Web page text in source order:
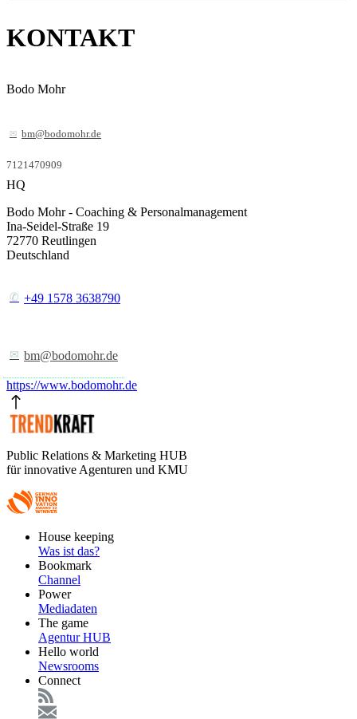
KONTAKT
Bodo Mohr
bm@bodomohr.de
7121470909
HQ
Bodo Mohr - Coaching & Personalmanagement
Ina-Seidel-Straße 19
72770 Reutlingen
Deutschland
+49 1578 3638790
bm@bodomohr.de
https://www.bodomohr.de
Public Relations & Marketing HUB
für innovative Agenturen und KMU
FooterHouse keeping
Was ist das?
Bookmark
Channel
Power
Mediadaten
The game
Agentur HUB
Hello world
Newsrooms
Connect